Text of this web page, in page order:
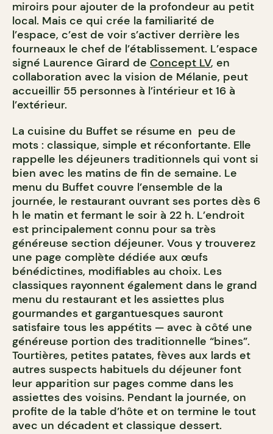
miroirs pour ajouter de la profondeur au petit
local. Mais ce qui crée la familiarité de
l’espace, c’est de voir s’activer derrière les
fourneaux le chef de l’établissement. L’espace
signé Laurence Girard de Concept LV, en
collaboration avec la vision de Mélanie, peut
accueillir 55 personnes à l’intérieur et 16 à
l’extérieur.
La cuisine du Buffet se résume en peu de
mots : classique, simple et réconfortante. Elle
rappelle les déjeuners traditionnels qui vont si
bien avec les matins de fin de semaine. Le
menu du Buffet couvre l’ensemble de la
journée, le restaurant ouvrant ses portes dès 6
h le matin et fermant le soir à 22 h. L’endroit
est principalement connu pour sa très
généreuse section déjeuner. Vous y trouverez
une page complète dédiée aux œufs
bénédictines, modifiables au choix. Les
classiques rayonnent également dans le grand
menu du restaurant et les assiettes plus
gourmandes et gargantuesques sauront
satisfaire tous les appétits — avec à côté une
généreuse portion des traditionnelle “bines”.
Tourtières, petites patates, fèves aux lards et
autres suspects habituels du déjeuner font
leur apparition sur pages comme dans les
assiettes des voisins. Pendant la journée, on
profite de la table d’hôte et on termine le tout
avec un décadent et classique dessert.